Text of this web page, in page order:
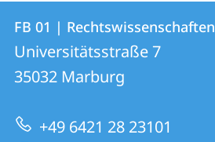
Kontakt
und
Informationen
zur
Kontaktinformationen
FB
01
Rechtswissenschaften
FB 01 | Rechtswissenschaften
Universitätsstraße 7
35032 Marburg
+49 6421 28 23101